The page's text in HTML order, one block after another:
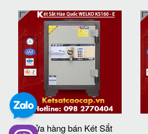
Cửa hàng bán Két Sắt